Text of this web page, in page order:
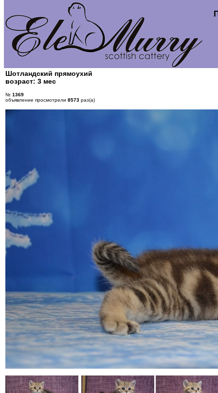
Шотландский прямоухий
возраст: 3 мес
№ 1369
объявление просмотрели 8573 раз(а)